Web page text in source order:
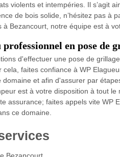
violents et intempéries. Il s’agit
de bois solide, n’hésitez pas à
à Bezancourt, notre équipe est à
professionnel en pose de
d'effectuer une pose de
cela, faites confiance à WP
domaine et afin d'assurer par
est à votre disposition à tout
assurance; faites appels vite WP
ce domaine.